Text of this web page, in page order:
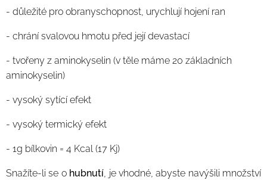
- důležité pro obranyschopnost, urychlují hojení ran
- chrání svalovou hmotu před její devastací
- tvořeny z aminokyselin (v těle máme 20 základních
aminokyselin)
- vysoký sytící efekt
- vysoký termický efekt
- 1g bílkovin = 4 Kcal (17 Kj)
Snažíte-li se o hubnutí, je vhodné, abyste navýšili množství